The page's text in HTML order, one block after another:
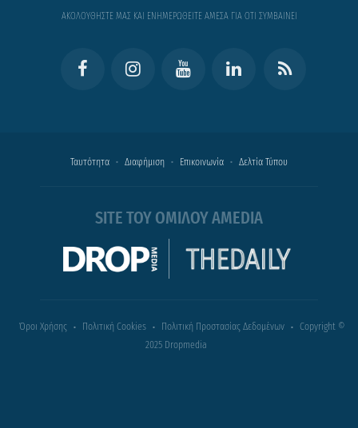
ΑΚΟΛΟΥΘΗΣΤΕ ΜΑΣ ΚΑΙ ΕΝΗΜΕΡΩΘΕΙΤΕ ΑΜΕΣΑ ΓΙΑ ΟΤΙ ΣΥΜΒΑΙΝΕΙ
Ταυτότητα Διαφήμιση Επικοινωνία Δελτία Τύπου
SITE ΤΟΥ ΟΜΙΛΟΥ AMEDIA
Όροι Χρήσης Πολιτική Cookies Πολιτική Προστασίας Δεδομένων
Copyright ©
2025 Dropmedia